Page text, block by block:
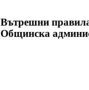
Вътрешни
Общинска